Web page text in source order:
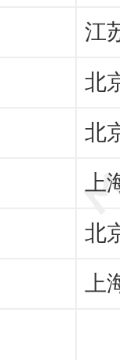
江
北
北
上
北
上